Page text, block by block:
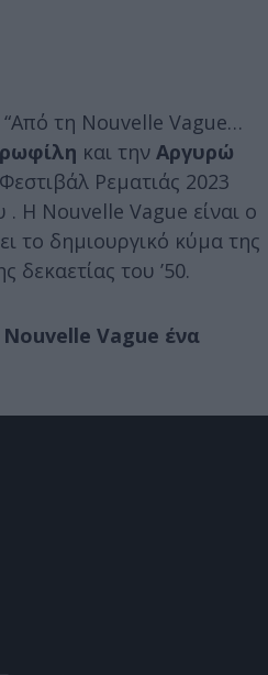
τη Nouvelle Vague…
και την Αργυρώ
Ρεματιάς 2023
H Nouvelle Vague είναι ο
το δημιουργικό κύμα της
δεκαετίας του ’50.
Vague ένα